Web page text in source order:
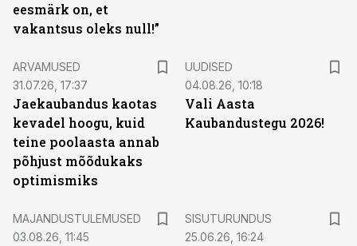
eesmärk on, et
vakantsus oleks null!”
ARVAMUSED
31.07.26, 17:37
Jaekaubandus kaotas
kevadel hoogu, kuid
teine poolaasta annab
põhjust mõõdukaks
optimismiks
UUDISED
04.08.26, 10:18
Vali Aasta
Kaubandustegu 2026!
MAJANDUSTULEMUSED
03.08.26, 11:45
SISUTURUNDUS
25.06.26, 16:24